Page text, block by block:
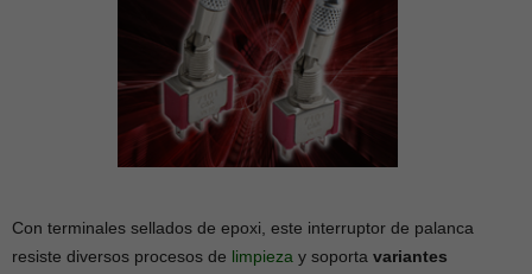
Con terminales sellados de epoxi, este interruptor de palanca
resiste diversos procesos de limpieza y soporta variantes